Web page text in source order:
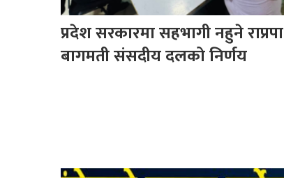
प्रदेश सरकारमा सहभागी नहुने राप्रपा
बागमती संसदीय दलको निर्णय